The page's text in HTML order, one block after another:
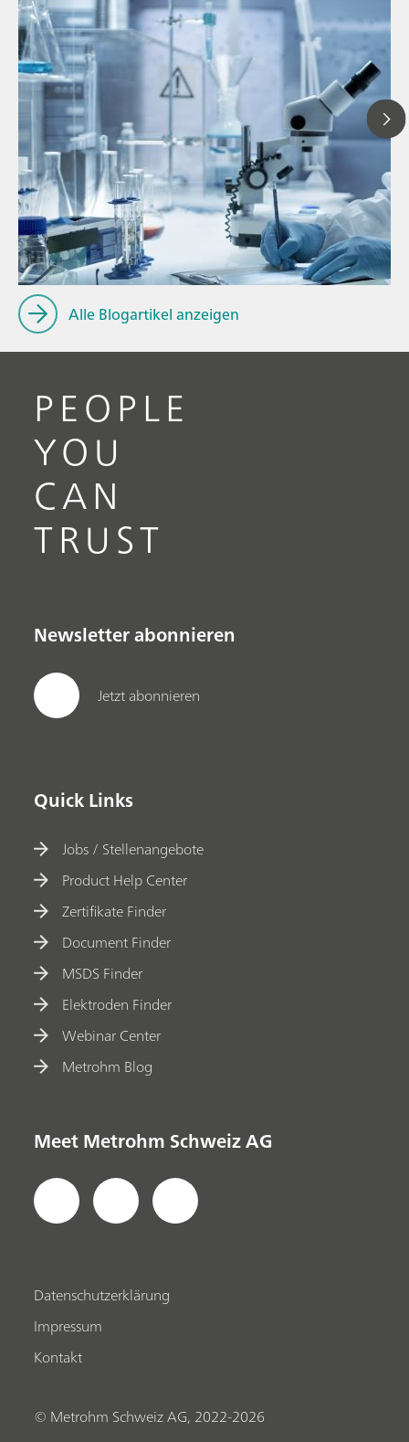
// Blogartikel
// Voltammetrie
// Elektrochemie
Alle Blogartikel anzeigen
PEOPLE
YOU
CAN
TRUST
Newsletter abonnieren
Jetzt abonnieren
Quick Links
Jobs / Stellenangebote
Product Help Center
Zertifikate Finder
Document Finder
MSDS Finder
Elektroden Finder
Webinar Center
Metrohm Blog
Meet Metrohm Schweiz AG
Datenschutzerklärung
Impressum
Kontakt
© Metrohm Schweiz AG, 2022-2026